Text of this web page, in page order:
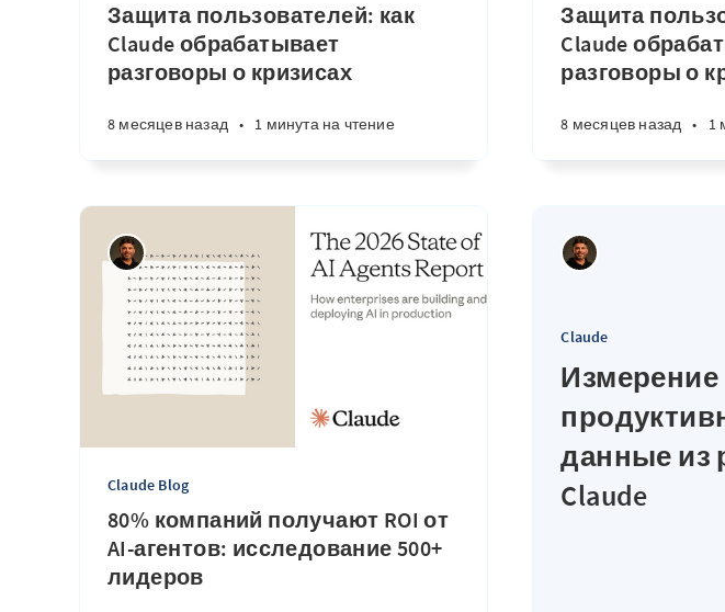
Защита пользователей: как
Claude обрабатывает
разговоры о кризисах
8 месяцев назад • 1 минута на чтение
Защита
Claude
разговоры о
8 месяцев назад • 1
Claude Blog
80% компаний получают ROI от
AI-агентов: исследование 500+
лидеров
Claude
Измерение
данные из
Claude